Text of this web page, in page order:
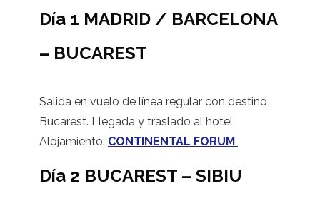
Día 1 MADRID / BARCELONA
– BUCAREST
Salida en vuelo de línea regular con destino
Bucarest. Llegada y traslado al hotel.
Alojamiento: CONTINENTAL FORUM
Día 2 BUCAREST – SIBIU